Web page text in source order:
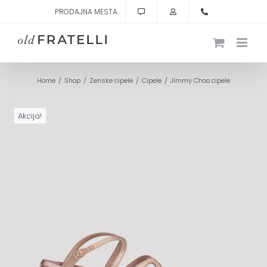
content
PRODAJNA MESTA
Home Shop Zenske cipele Cipele Jimmy Choo cipele
Akcija!